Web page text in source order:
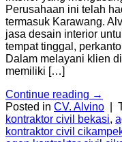
Perusahaan ini telah
termasuk Karawang.
jasa desain interior
tempat tinggal,
Dalam melayani klien
memiliki […]
Continue reading →
Posted in CV. Alvino
kontraktor civil bekasi,
kontraktor civil